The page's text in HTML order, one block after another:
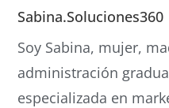
o
o
k
p
p
n
Sabina.Soluciones360
Soy Sabina, mujer,
administración
especializada en